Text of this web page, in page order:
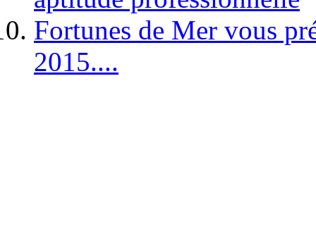
Fortunes de Mer vous
2015....